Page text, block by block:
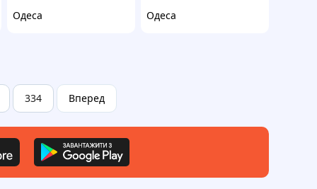
Одеса
Одеса
334 Вперед